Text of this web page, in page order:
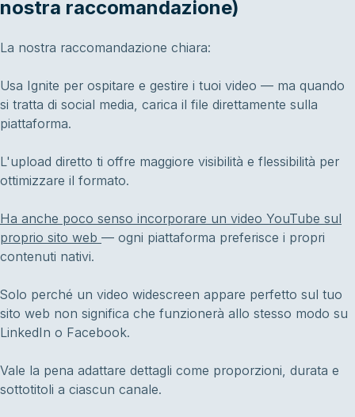
nostra raccomandazione)
La nostra raccomandazione chiara:
Usa Ignite per ospitare e gestire i tuoi video — ma quando
si tratta di social media, carica il file direttamente sulla
piattaforma.
L'upload diretto ti offre maggiore visibilità e flessibilità per
ottimizzare il formato.
Ha anche poco senso incorporare un video YouTube sul
proprio sito web — ogni piattaforma preferisce i propri
contenuti nativi.
Solo perché un video widescreen appare perfetto sul tuo
sito web non significa che funzionerà allo stesso modo su
LinkedIn o Facebook.
Vale la pena adattare dettagli come proporzioni, durata e
sottotitoli a ciascun canale.